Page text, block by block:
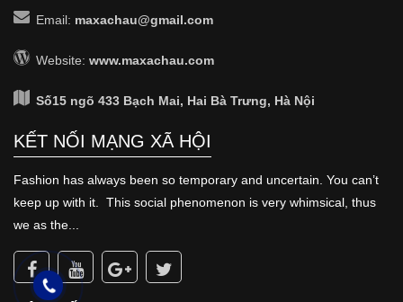
Email: maxachau@gmail.com
Website:www.maxachau.com
Số15 ngõ 433 Bạch Mai, Hai Bà Trưng, Hà Nội
KẾT NỐI MẠNG XÃ HỘI
Fashion has always been so temporary and uncertain. You can’t
keep up with it. This social phenomenon is very whimsical, thus
we as the...